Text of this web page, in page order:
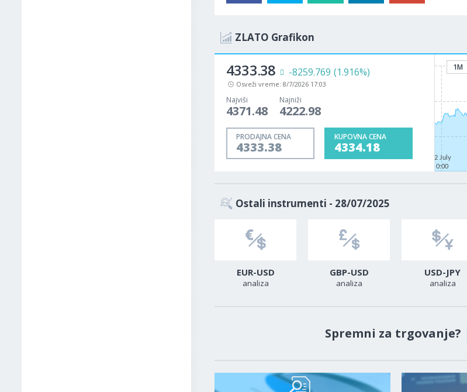
ZLATO Grafikon
4333.38 -8259.769 (1.916%)
Osveži vreme: 8/7/2026 17:03
Najviši
4371.48
Najniži
4222.98
PRODAJNA CENA
4333.38
KUPOVNA CENA
4334.18
1M
22 July
0:00
Ostali instrumenti - 28/07/2025
EUR-USD
analiza
GBP-USD
analiza
USD-JPY
analiza
Spremni za trgovanje?